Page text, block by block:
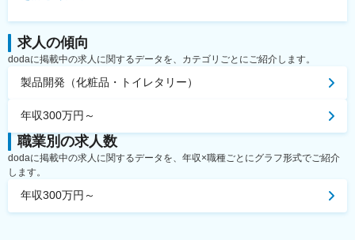
求人の傾向
dodaに掲載中の求人に関するデータを、カテゴリごとにご紹介します。
製品開発（化粧品・トイレタリー）
年収300万円～
職業別の求人数
dodaに掲載中の求人に関するデータを、年収×職種ごとにグラフ形式でご紹介
します。
年収300万円～